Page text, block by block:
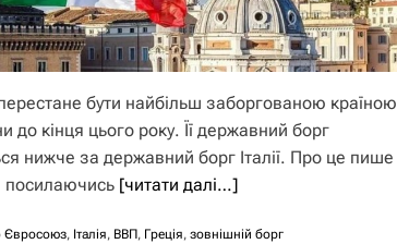
бути найбільш заборгованою країною
до кінця цього року. Її державний борг
нижче за державний борг Італії. Про це пише
посилаючись [читати далі…]
Євросоюз, Італія, ВВП, Греція,зовнішній борг